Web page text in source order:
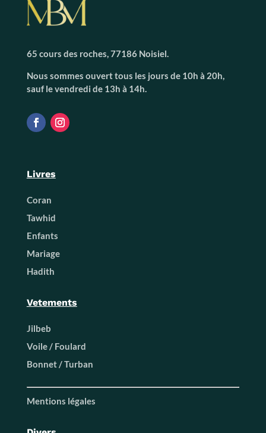
65 cours des roches, 77186 Noisiel.
Nous sommes ouvert tous les jours de 10h à 20h,
sauf le vendredi de 13h à 14h.
Livres
Coran
Tawhid
Enfants
Mariage
Hadith
Vetements
Jilbeb
Voile / Foulard
Bonnet / Turban
Mentions légales